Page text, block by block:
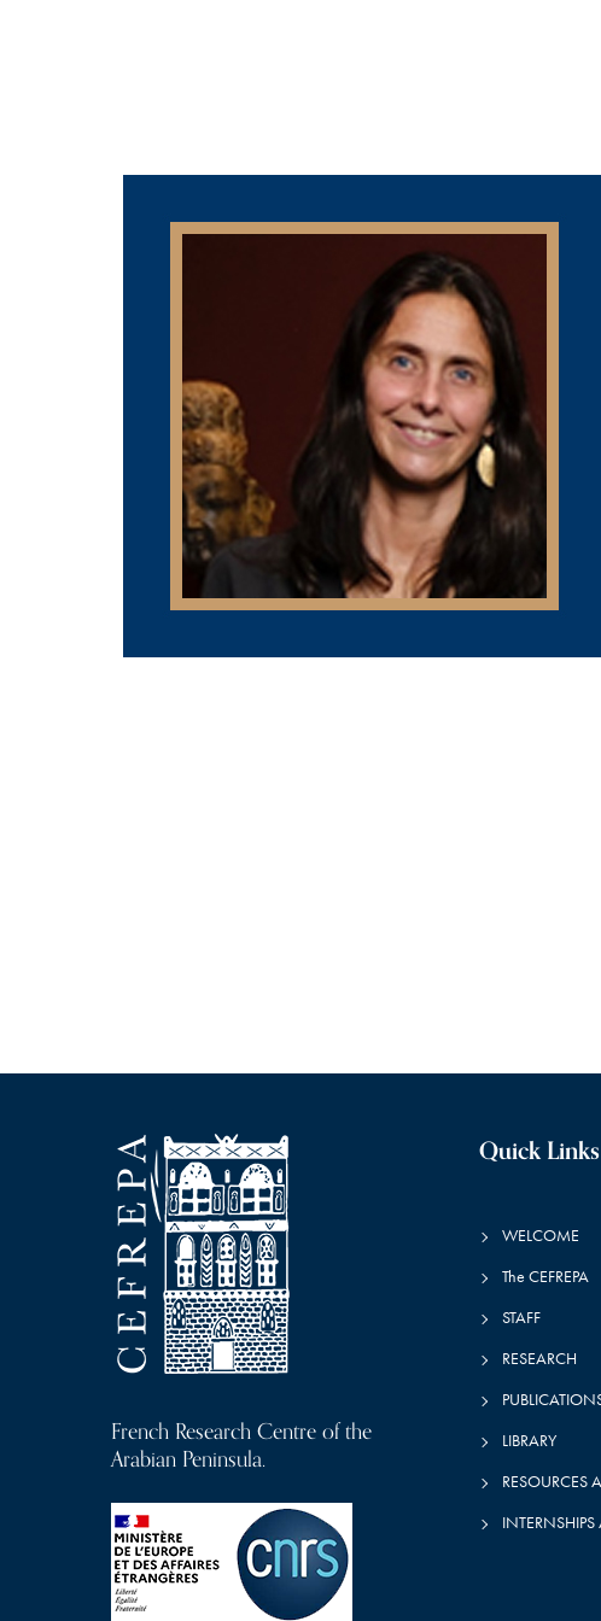
French Research Centre of the
Arabian Peninsula.
Quick Links
WELCOME
The CEFREPA
STAFF
RESEARCH
LIBRARY
RESOURCES